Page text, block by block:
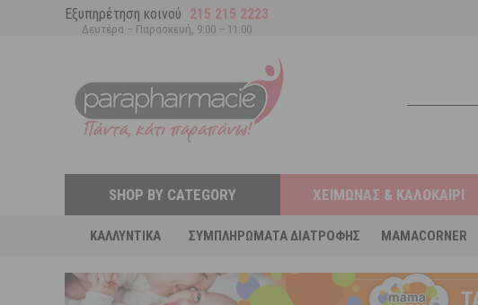
Εξυπηρέτηση κοινού 215 215 2223
Δευτέρα – Παρασκευή, 9:00 – 11:00
SHOP BY CATEGORY
ΚΑΛΛΥΝΤΙΚΆ ΣΥΜΠΛΗΡΏΜΑΤΑ ΔΙΑΤΡΟΦΉΣ MAMACORNER
ΧΕΙΜΏΝΑΣ & ΚΑΛΟΚΑΊΡΙ